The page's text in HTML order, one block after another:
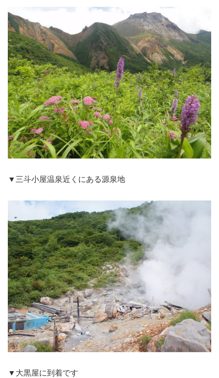
▼三斗小屋温泉近くにある源泉地
▼大黒屋に到着です